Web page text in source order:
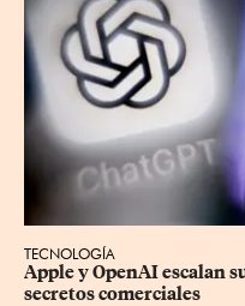
TECNOLOGÍA
Apple y OpenAI escalan
secretos comerciales